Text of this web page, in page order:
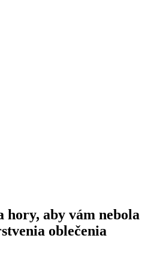
hory, aby vám nebola
oblečenia